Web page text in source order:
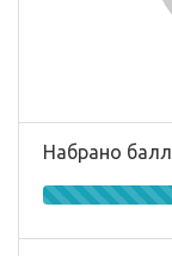
Набрано